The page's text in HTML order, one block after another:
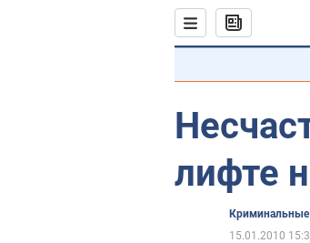
лифте
Криминальные
15.01.2010